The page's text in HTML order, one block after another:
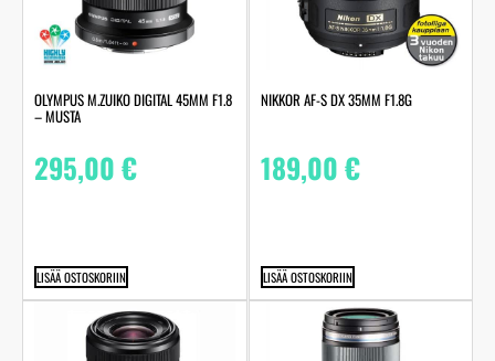
OLYMPUS M.ZUIKO DIGITAL 45MM F1.8
– MUSTA
295,00€
LISÄÄ OSTOSKORIIN
NIKKOR AF-S DX 35MM F1.8G
189,00€
LISÄÄ OSTOSKORIIN